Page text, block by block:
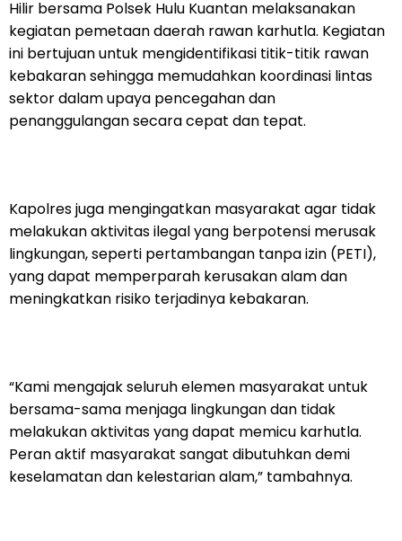
Hilir bersama Polsek Hulu Kuantan melaksanakan
kegiatan pemetaan daerah rawan karhutla. Kegiatan
ini bertujuan untuk mengidentifikasi titik-titik rawan
kebakaran sehingga memudahkan koordinasi lintas
sektor dalam upaya pencegahan dan
penanggulangan secara cepat dan tepat.
Kapolres juga mengingatkan masyarakat agar tidak
melakukan aktivitas ilegal yang berpotensi merusak
lingkungan, seperti pertambangan tanpa izin (PETI),
yang dapat memperparah kerusakan alam dan
meningkatkan risiko terjadinya kebakaran.
“Kami mengajak seluruh elemen masyarakat untuk
bersama-sama menjaga lingkungan dan tidak
melakukan aktivitas yang dapat memicu karhutla.
Peran aktif masyarakat sangat dibutuhkan demi
keselamatan dan kelestarian alam,” tambahnya.